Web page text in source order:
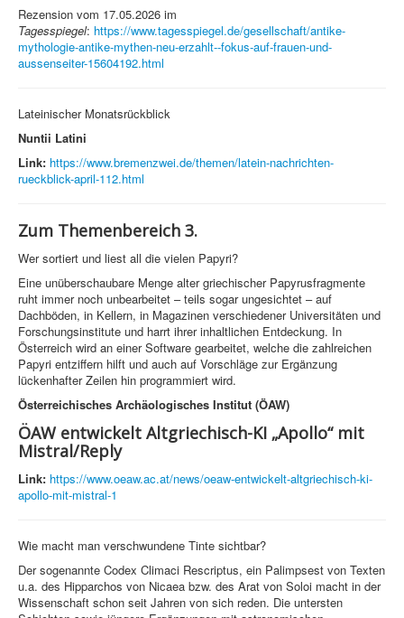
Rezension vom 17.05.2026 im
Tagesspiegel: https://www.tagesspiegel.de/gesellschaft/antike-
mythologie-antike-mythen-neu-erzahlt--fokus-auf-frauen-und-
aussenseiter-15604192.html
Lateinischer Monatsrückblick
Nuntii Latini
Link: https://www.bremenzwei.de/themen/latein-nachrichten-
rueckblick-april-112.html
Zum Themenbereich 3.
Wer sortiert und liest all die vielen Papyri?
Eine unüberschaubare Menge alter griechischer Papyrusfragmente
ruht immer noch unbearbeitet – teils sogar ungesichtet – auf
Dachböden, in Kellern, in Magazinen verschiedener Universitäten und
Forschungsinstitute und harrt ihrer inhaltlichen Entdeckung. In
Österreich wird an einer Software gearbeitet, welche die zahlreichen
Papyri entziffern hilft und auch auf Vorschläge zur Ergänzung
lückenhafter Zeilen hin programmiert wird.
Österreichisches Archäologisches Institut (ÖAW)
ÖAW entwickelt Altgriechisch-KI „Apollo“ mit
Mistral/Reply
Link: https://www.oeaw.ac.at/news/oeaw-entwickelt-altgriechisch-ki-
apollo-mit-mistral-1
Wie macht man verschwundene Tinte sichtbar?
Der sogenannte Codex Climaci Rescriptus, ein Palimpsest von Texten
u.a. des Hipparchos von Nicaea bzw. des Arat von Soloi macht in der
Wissenschaft schon seit Jahren von sich reden. Die untersten